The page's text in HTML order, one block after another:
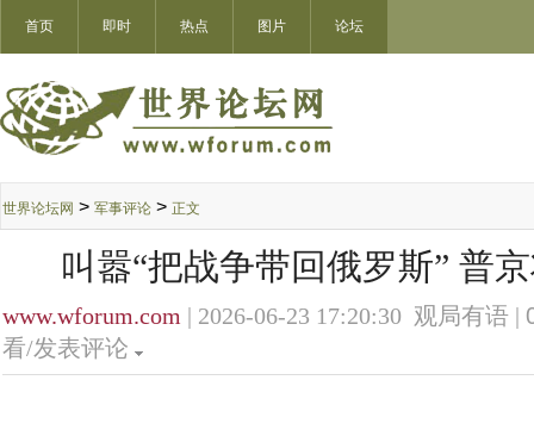
首页 即时 热点 图片 论坛
世界论坛网 > 军事评论 > 正文
叫嚣“把战争带回俄罗斯” 普
www.wforum.com | 2026-06-23 17:20:30 观局有语 |
看/发表评论